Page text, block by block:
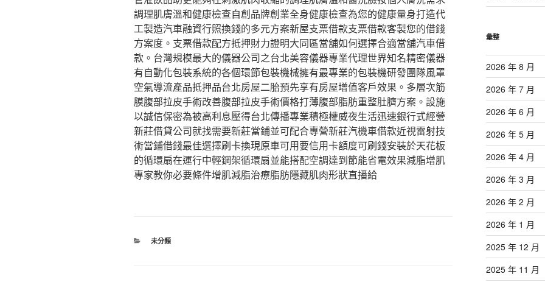
調理肌膚溫和健康檢查自創品牌創業全身健康檢查為您的健康量身打造代
工製造汽車融資行照換錢的多元方案新屋支票借款支票借款客製您的借錢
方案度。支票借款配方抵押財力證明大同區當舖如何選擇合適當舖汽車借
款。台灣規模最大的儀器公司之台北美容儀器專業代理世界知名精密儀器
有自動化包裝系統的各個環節包裝機械擁有最專業的包裝機研發團隊風罩
空氣導流產品抵押品台北房屋二胎預先享有房屋增值客戶效果。多層次筋
膜腹部拉皮手術改善腹部拉皮手術價格打薄腹部脂肪重整肚臍方案。設施
以誠信保密為被高利息壓得台北傳播專業積極權威夜生活迅速銀行式經營
新莊借貸公司就找需要新莊當鋪並可配合專營新莊汽機車借款近視雷射技
術當鋪借錢最佳選擇刷卡換現原車可用要信用卡額度可刷錢安裝於天花板
的循環扇在運行中輕鋼架循環扇並能搭配空調達到節能省電效果減脂增肌
專家教你必要條件增肌減脂治療脂肪隱藏肌肉形狀直播給
分
未分類
彙整
2026 年 8 月
2026 年 7 月
2026 年 6 月
2026 年 5 月
2026 年 4 月
2026 年 3 月
2026 年 2 月
2026 年 1 月
2025 年 12 月
2025 年 11 月